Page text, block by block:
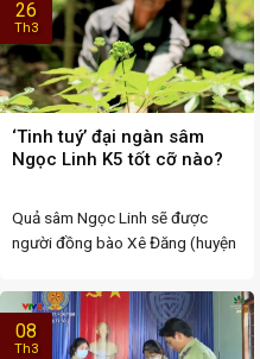
‘Tinh tuý’ đại ngàn sâm
Ngọc Linh K5 tốt cỡ nào?
Quả sâm Ngọc Linh sẽ được
người đồng bào Xê Đăng (huyện
26
Th3
08
Th3